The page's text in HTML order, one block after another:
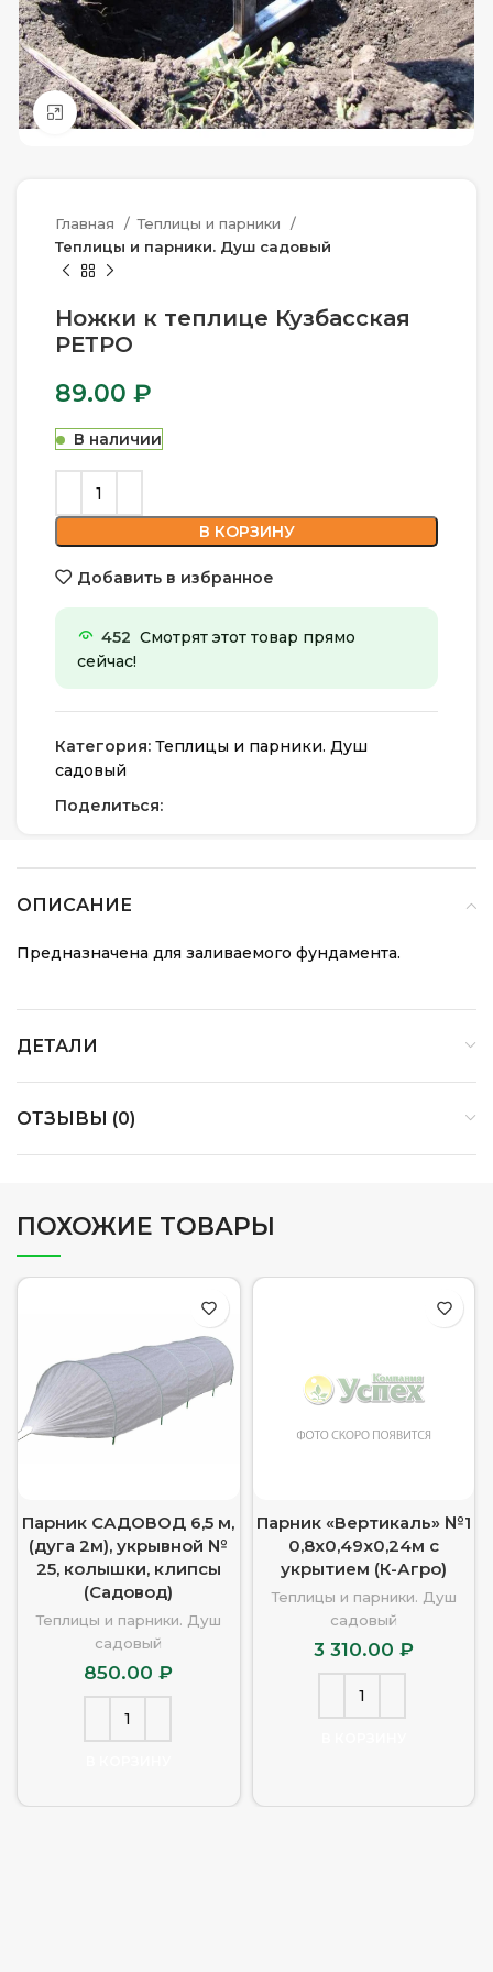
Нажмите, чтобы увеличить
Главная
Теплицы и парники
Теплицы и парники. Душ садовый
Ножки к теплице Кузбасская
РЕТРО
89.00 ₽
В наличии
В КОРЗИНУ
Добавить в избранное
452 Смотрят этот товар прямо
сейчас!
Категория: Теплицы и парники. Душ
садовый
Поделиться:
ОПИСАНИЕ
Предназначена для заливаемого фундамента.
ДЕТАЛИ
ОТЗЫВЫ (0)
ПОХОЖИЕ ТОВАРЫ
Парник САДОВОД 6,5 м,
(дуга 2м), укрывной №
25, колышки, клипсы
(Садовод)
Теплицы и парники. Душ
садовый
850.00₽
Парник «Вертикаль» №1
0,8х0,49х0,24м с
укрытием (К-Агро)
Теплицы и парники. Душ
садовый
3 310.00 ₽